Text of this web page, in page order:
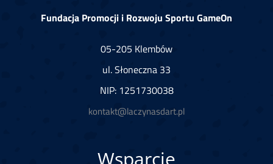
Fundacja Promocji i Rozwoju Sportu GameOn
05-205 Klembów
ul. Słoneczna 33
NIP: 1251730038
kontakt@laczynasdart.pl